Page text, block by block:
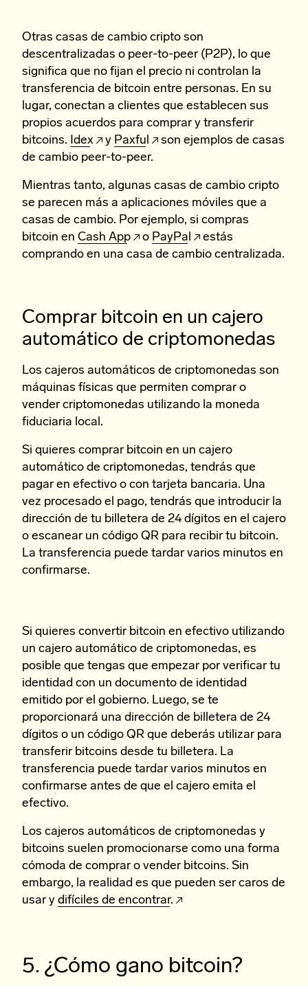
Otras casas de cambio cripto son
descentralizadas o peer-to-peer (P2P), lo que
significa que no fijan el precio ni controlan la
transferencia de bitcoin entre personas. En su
lugar, conectan a clientes que establecen sus
propios acuerdos para comprar y transferir
bitcoins. Idex y Paxful
son ejemplos de casas
de cambio peer-to-peer.
Mientras tanto, algunas casas de cambio cripto
se parecen más a aplicaciones móviles que a
casas de cambio. Por ejemplo, si compras
bitcoin en Cash App o PayPal
estás
comprando en una casa de cambio centralizada.
Comprar bitcoin en un cajero
automático de criptomonedas
Los cajeros automáticos de criptomonedas son
máquinas físicas que permiten comprar o
vender criptomonedas utilizando la moneda
fiduciaria local.
Si quieres comprar bitcoin en un cajero
automático de criptomonedas, tendrás que
pagar en efectivo o con tarjeta bancaria. Una
vez procesado el pago, tendrás que introducir la
dirección de tu billetera de 24 dígitos en el cajero
o escanear un código QR para recibir tu bitcoin.
La transferencia puede tardar varios minutos en
confirmarse.
Si quieres convertir bitcoin en efectivo utilizando
un cajero automático de criptomonedas, es
posible que tengas que empezar por verificar tu
identidad con un documento de identidad
emitido por el gobierno. Luego, se te
proporcionará una dirección de billetera de 24
dígitos o un código QR que deberás utilizar para
transferir bitcoins desde tu billetera. La
transferencia puede tardar varios minutos en
confirmarse antes de que el cajero emita el
efectivo.
Los cajeros automáticos de criptomonedas y
bitcoins suelen promocionarse como una forma
cómoda de comprar o vender bitcoins. Sin
embargo, la realidad es que pueden ser caros de
usar y difíciles de encontrar.
5. ¿Cómo gano bitcoin?